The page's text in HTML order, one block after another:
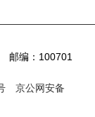
邮编：100701
京公网安备